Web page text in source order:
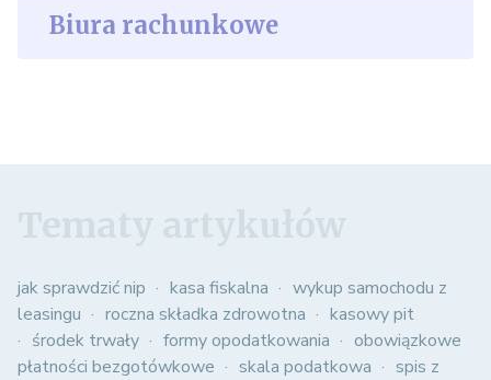
Biura rachunkowe
jak sprawdzić nip kasa fiskalna
wykup samochodu z
leasingu
roczna składka zdrowotna
kasowy pit
środek trwały
formy opodatkowania
obowiązkowe
płatności bezgotówkowe
skala podatkowa
spis z